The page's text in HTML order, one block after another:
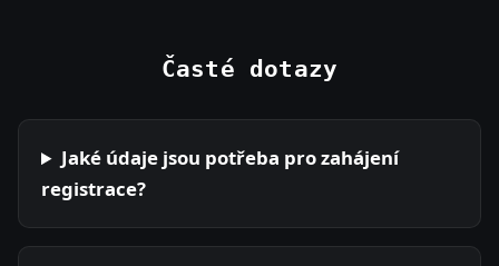
Časté dotazy
Jaké údaje jsou potřeba pro zahájení
registrace?